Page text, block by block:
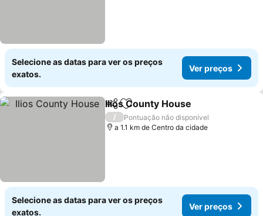
Selecione as datas para ver os preços
exatos.
Ver preços
PartilharAdicionar aos favoritos
Ilios County House
/
Pontuação não disponível
a 1.1 km de Centro da cidade
Selecione as datas para ver os preços
exatos.
Ver preços